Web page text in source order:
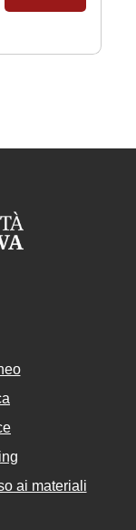
ai materiali